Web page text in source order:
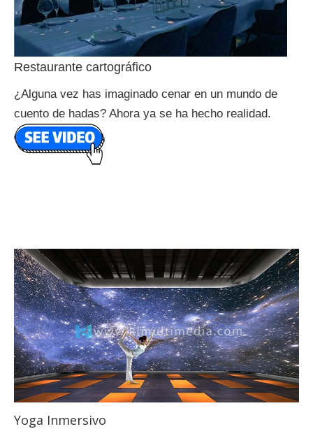
Restaurante cartográfico
¿Alguna vez has imaginado cenar en un mundo de
cuento de hadas? Ahora ya se ha hecho realidad.
Yoga Inmersivo